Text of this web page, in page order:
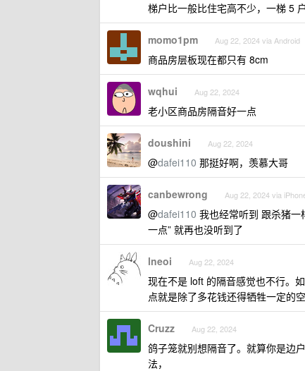
梯户比一般比住宅高不少，一梯 5
momo1pm Aug 22, 2024 via Android
商品房层板现在都只有 8cm
wqhui Aug 22, 2024
老小区商品房隔音好一点
doushini Aug 22, 2024
@dafei110 那挺好啊，羡慕大哥
canbewrong Aug 22, 2024 via
@dafei110 我也经常听到 跟杀猪一
一点” 就再也没听到了
lneoi Aug 22, 2024
现在不是 loft 的隔音感觉也不行。
点就是除了多花钱还得牺牲一定的
Cruzz Aug 22, 2024
鸽子笼就别想隔音了。就算你是边
法，